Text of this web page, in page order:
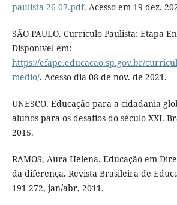
paulista-26-07.pdf. Acesso em 19 dez.
SÃO PAULO. Currículo Paulista: Etapa
Disponível em:
https://efape.educacao.sp.gov.br/
medio/. Acesso dia 08 de nov. de 2021.
UNESCO. Educação para a cidadania
alunos para os desafios do século XXI.
2015.
RAMOS, Aura Helena. Educação em
da diferença. Revista Brasileira de
191-272, jan/abr, 2011.